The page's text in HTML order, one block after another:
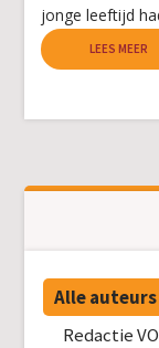
jonge leeftijd
LEES MEER
Alle auteurs
Redactie